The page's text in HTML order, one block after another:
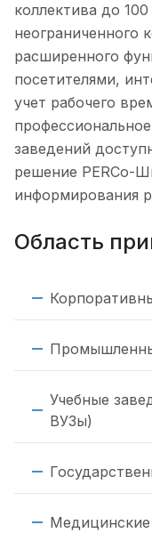
коллектива до
неограниченного
расширенного
посетителями,
учет рабочего
заведений
решение PERCo-
информирования
Область
Учебные
ВУЗы)